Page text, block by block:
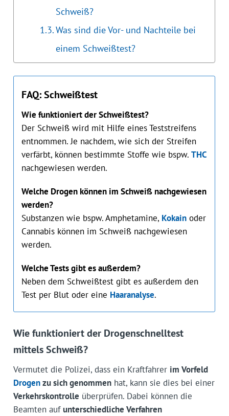
Schweiß?
Was sind die Vor- und Nachteile bei
einem Schweißtest?
FAQ: Schweißtest
Wie funktioniert der Schweißtest?
Der Schweiß wird mit Hilfe eines Teststreifens
entnommen. Je nachdem, wie sich der Streifen
verfärbt, können bestimmte Stoffe wie bspw. THC
nachgewiesen werden.
Welche Drogen können im Schweiß nachgewiesen
werden?
Substanzen wie bspw. Amphetamine, Kokainoder
Cannabis können im Schweiß nachgewiesen
werden.
Welche Tests gibt es außerdem?
Neben dem Schweißtest gibt es außerdem den
Test per Blut oder eine Haaranalyse.
Wie funktioniert der Drogenschnelltest
mittels Schweiß?
Vermutet die Polizei, dass ein Kraftfahrer im Vorfeld
Drogenzu sich genommenhat, kann sie dies bei einer
Verkehrskontrolle überprüfen. Dabei können die
Beamten auf unterschiedliche Verfahren